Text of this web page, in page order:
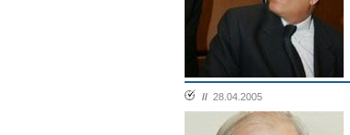
// 28.04.2005